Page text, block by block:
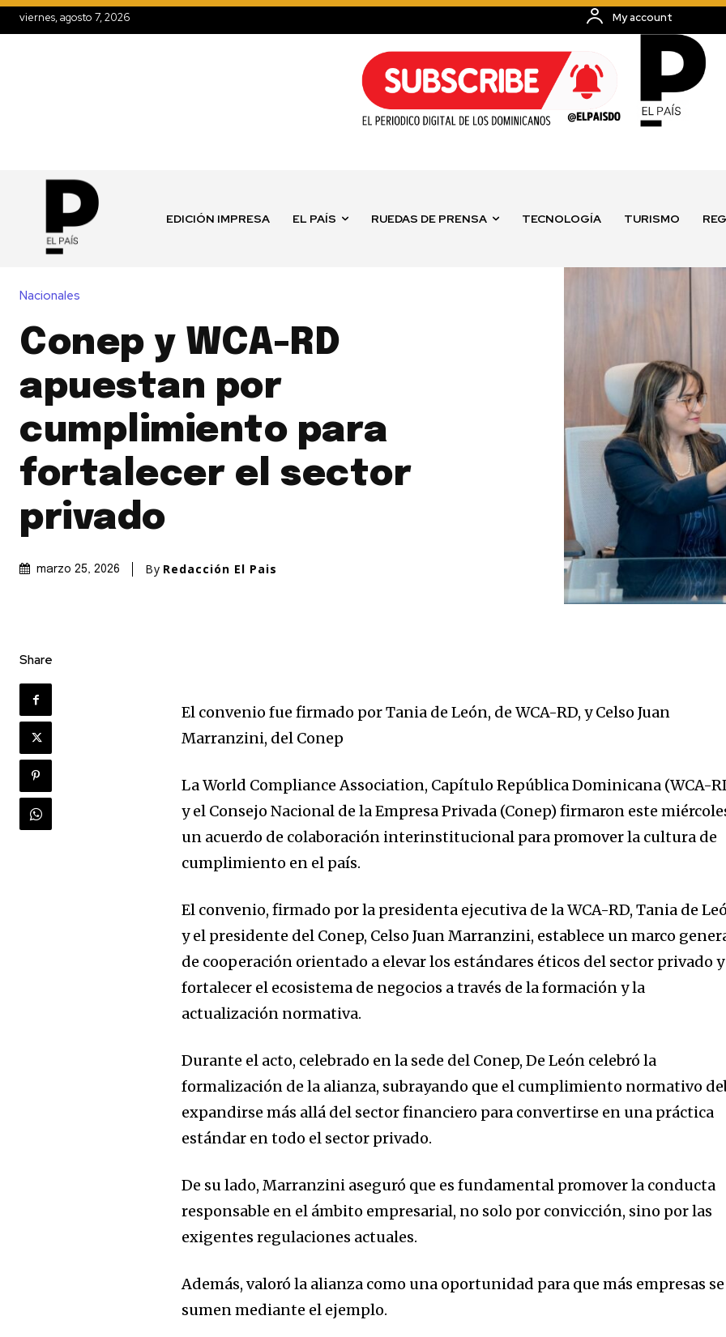
viernes, agosto 7, 2026 My account
EDICIÓN IMPRESA EL PAÍS RUEDAS DE PRENSA TECNOLOGÍA TURISMO
Nacionales
Conep y WCA-RD
apuestan por
cumplimiento para
fortalecer el sector
privado
marzo 25, 2026 By Redacción El Pais
Share
El convenio fue firmado por Tania de León, de WCA-RD, y Celso Juan
Marranzini, del Conep
La World Compliance Association, Capítulo República Dominicana (WCA-
y el Consejo Nacional de la Empresa Privada (Conep) firmaron este
un acuerdo de colaboración interinstitucional para promover la cultura de
cumplimiento en el país.
El convenio, firmado por la presidenta ejecutiva de la WCA-RD, Tania de
y el presidente del Conep, Celso Juan Marranzini, establece un marco
de cooperación orientado a elevar los estándares éticos del sector privado y
fortalecer el ecosistema de negocios a través de la formación y la
actualización normativa.
Durante el acto, celebrado en la sede del Conep, De León celebró la
formalización de la alianza, subrayando que el cumplimiento normativo
expandirse más allá del sector financiero para convertirse en una práctica
estándar en todo el sector privado.
De su lado, Marranzini aseguró que es fundamental promover la conducta
responsable en el ámbito empresarial, no solo por convicción, sino por las
exigentes regulaciones actuales.
Además, valoró la alianza como una oportunidad para que más empresas se
sumen mediante el ejemplo.